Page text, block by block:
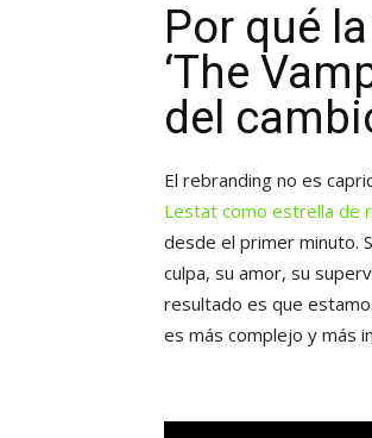
Por qué
‘The
del
El rebranding no es
Lestat como estrella de
desde el primer minuto.
culpa, su amor, su
resultado es que
es más complejo y más